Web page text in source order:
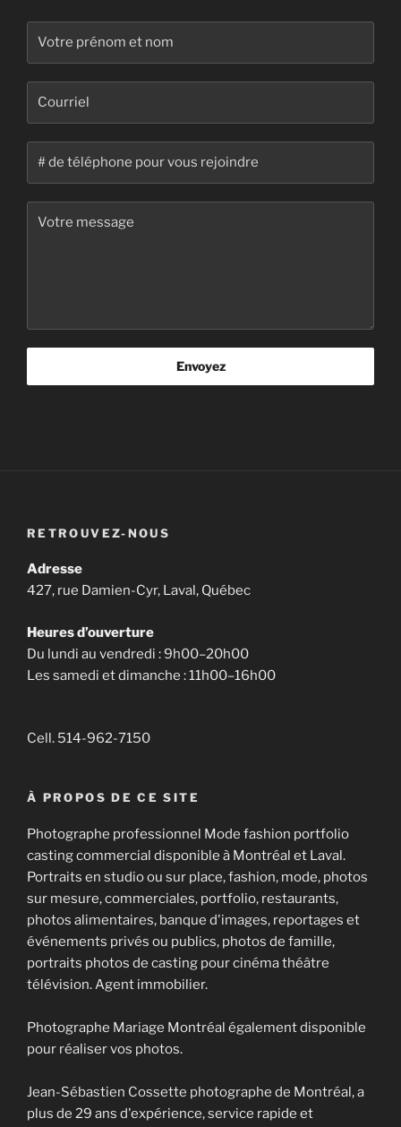
Envoyez
RETROUVEZ-NOUS
Adresse
427, rue Damien-Cyr, Laval, Québec
Heures d’ouverture
Du lundi au vendredi : 9h00–20h00
Les samedi et dimanche : 11h00–16h00
Cell. 514-962-7150
À PROPOS DE CE SITE
Photographe professionnel Mode fashion portfolio
casting commercial disponible à Montréal et Laval.
Portraits en studio ou sur place, fashion, mode, photos
sur mesure, commerciales, portfolio, restaurants,
photos alimentaires, banque d'images, reportages et
événements privés ou publics, photos de famille,
portraits photos de casting pour cinéma théâtre
télévision. Agent immobilier.
Photographe Mariage Montréal également disponible
pour réaliser vos photos.
Jean-Sébastien Cossette photographe de Montréal, a
plus de 29 ans d'expérience, service rapide et